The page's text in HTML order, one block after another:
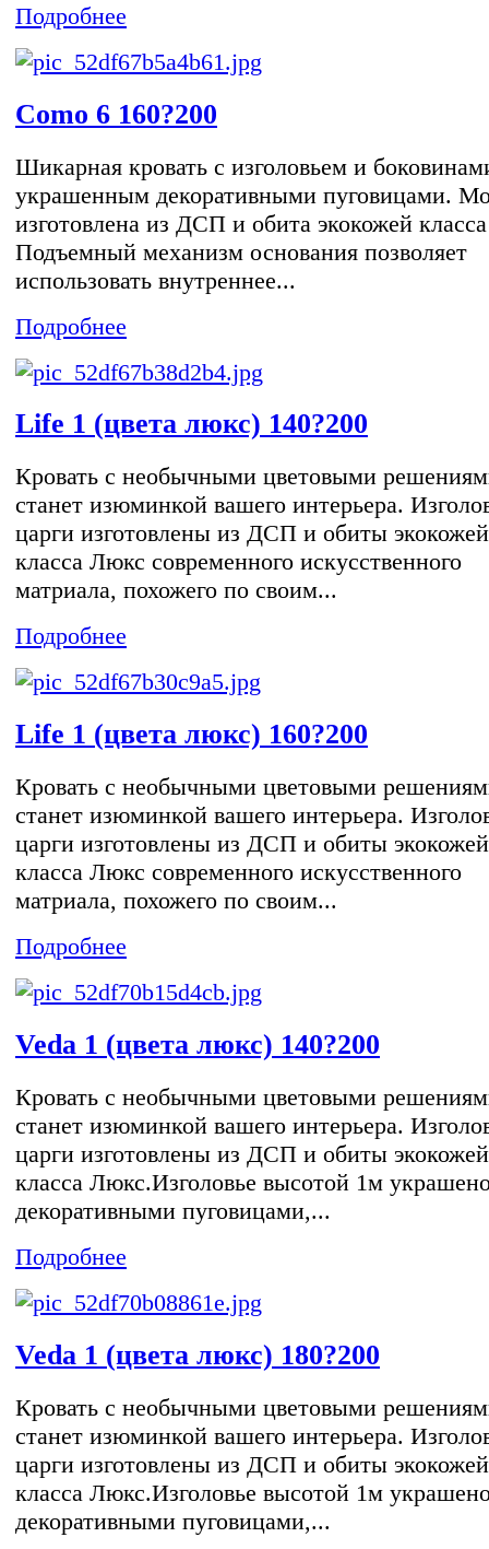
Подробнее
Como 6 160?200
Шикарная кровать с изголовьем и
украшенным декоративными пуговицами.
изготовлена из ДСП и обита экокожей
Подъемный механизм основания позволяет
использовать внутреннее...
Подробнее
Life 1 (цвета люкс) 140?200
Кровать с необычными цветовыми
станет изюминкой вашего интерьера.
царги изготовлены из ДСП и обиты экокожей
класса Люкс современного искусственного
матриала, похожего по своим...
Подробнее
Life 1 (цвета люкс) 160?200
Кровать с необычными цветовыми
станет изюминкой вашего интерьера.
царги изготовлены из ДСП и обиты экокожей
класса Люкс современного искусственного
матриала, похожего по своим...
Подробнее
Veda 1 (цвета люкс) 140?200
Кровать с необычными цветовыми
станет изюминкой вашего интерьера.
царги изготовлены из ДСП и обиты экокожей
класса Люкс.Изголовье высотой 1м
декоративными пуговицами,...
Подробнее
Veda 1 (цвета люкс) 180?200
Кровать с необычными цветовыми
станет изюминкой вашего интерьера.
царги изготовлены из ДСП и обиты экокожей
класса Люкс.Изголовье высотой 1м
декоративными пуговицами,...